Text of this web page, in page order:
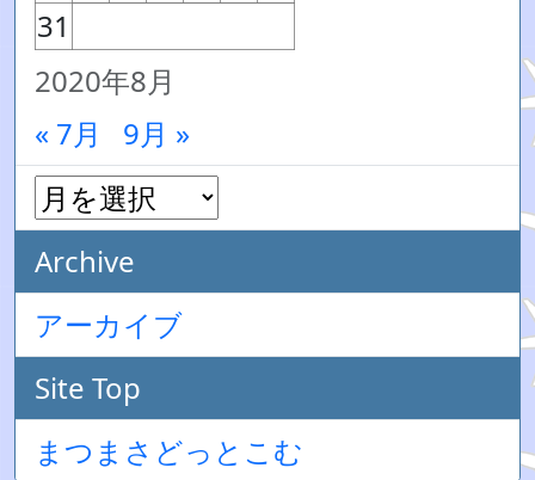
2020年8月
31
« 7月 9月 »
Archive
アーカイブ
Site Top
まつまさどっとこむ